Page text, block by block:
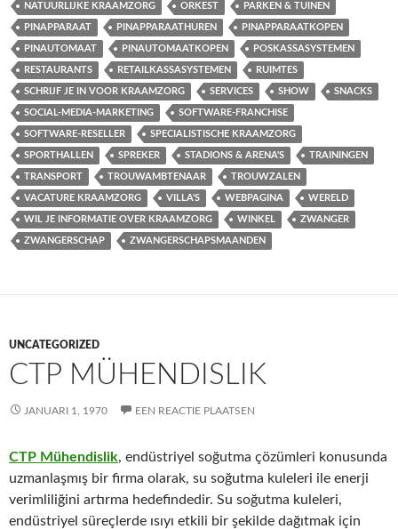
NATUURLIJKE KRAAMZORG ORKEST PARKEN & TUINEN
PINAPPARAAT PINAPPARAATHUREN PINAPPARAATKOPEN
PINAUTOMAAT PINAUTOMAATKOPEN POSKASSASYSTEMEN
RESTAURANTS RETAILKASSASYSTEMEN RUIMTES
SCHRIJF JE IN VOOR KRAAMZORG SERVICES SHOW SNACKS
SOCIAL-MEDIA-MARKETING SOFTWARE-FRANCHISE
SOFTWARE-RESELLER SPECIALISTISCHE KRAAMZORG
SPORTHALLEN SPREKER STADIONS & ARENA'S TRAININGEN
TRANSPORT TROUWAMBTENAAR TROUWZALEN
VACATURE KRAAMZORG VILLA'S WEBPAGINA WERELD
WIL JE INFORMATIE OVER KRAAMZORG WINKEL ZWANGER
ZWANGERSCHAP ZWANGERSCHAPSMAANDEN
UNCATEGORIZED
CTP MÜHENDISLIK
JANUARI 1, 1970 EEN REACTIE PLAATSEN
CTP Mühendislik, endüstriyel soğutma çözümleri konusunda
uzmanlaşmış bir firma olarak, su soğutma kuleleri ile enerji
verimliliğini artırma hedefindedir. Su soğutma kuleleri,
endüstriyel süreçlerde ısıyı etkili bir şekilde dağıtmak için